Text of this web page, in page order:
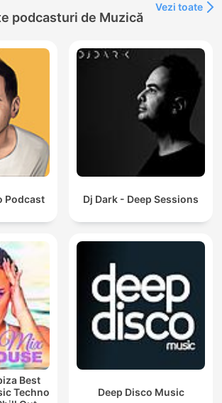
podcasturi de Muzică
Vezi toate
Podcast Dj Dark - Deep Sessions
Best
Techno
Deep Disco Music